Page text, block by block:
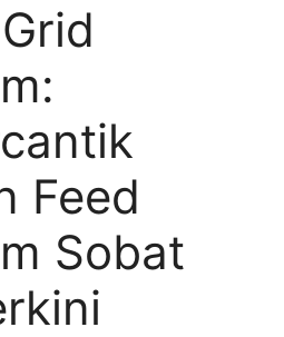
Feed
Sobat